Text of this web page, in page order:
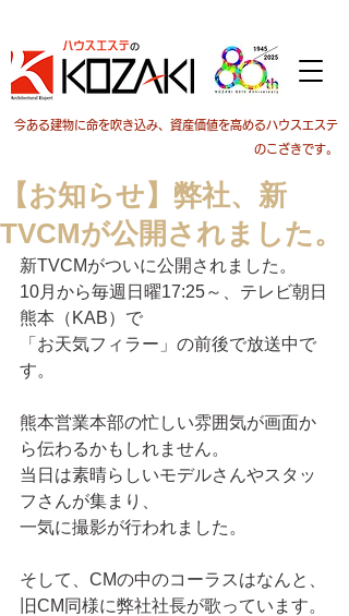
今ある建物に命を吹き込み、資産価値を高めるハウスエステ
のこざきです。
【お知らせ】弊社、新
TVCMが公開されました。
新TVCMがついに公開されました。
10月から毎週日曜17:25～、テレビ朝日
熊本（KAB）で
「お天気フィラー」の前後で放送中で
す。
熊本営業本部の忙しい雰囲気が画面か
ら伝わるかもしれません。
当日は素晴らしいモデルさんやスタッ
フさんが集まり、
一気に撮影が行われました。
そして、CMの中のコーラスはなんと、
旧CM同様に弊社社長が歌っています。